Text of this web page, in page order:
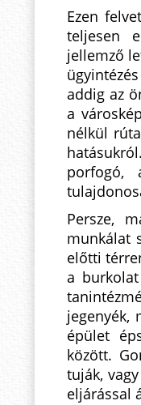
Ezen
teljesen
jellemző
addig az
a
nélkül
porfogó,
Persze,
munkálat
előtti
a
jegenyék,
épület
között.
tuják,
eljárással